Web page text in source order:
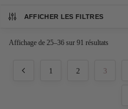
AFFICHER LES FILTRES
Affichage de 25–36 sur 91 résultats
1 2 3